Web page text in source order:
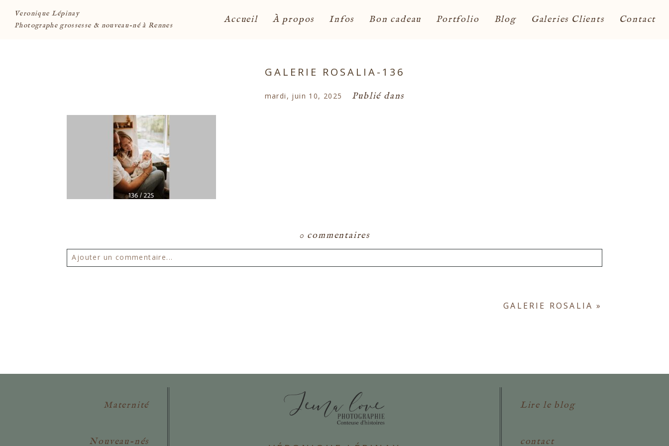
Veronique Lépinay
Photographe grossesse & nouveau-né à Rennes
Accueil À propos Infos Bon cadeau Portfolio Blog Galeries Clients Contact
GALERIE ROSALIA-136
mardi, juin 10, 2025 Publié dans
0 commentaires
Ajouter un commentaire...
GALERIE ROSALIA »
Maternité
Nouveau-nés
Lire le blog
contact